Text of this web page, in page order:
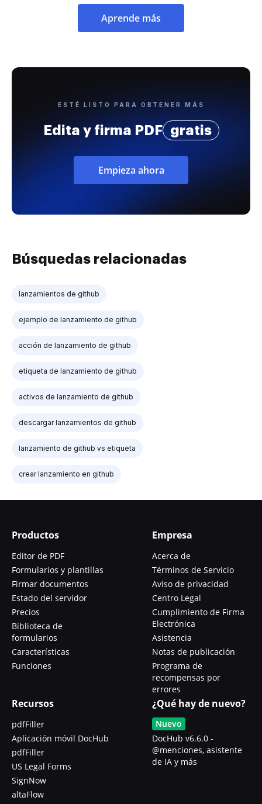
Aprende más
ESTÉ LISTO PARA OBTENER MÁS
Edita y firma PDF gratis
Empieza ahora
Búsquedas relacionadas
lanzamientos de github
ejemplo de lanzamiento de github
acción de lanzamiento de github
etiqueta de lanzamiento de github
activos de lanzamiento de github
descargar lanzamientos de github
lanzamiento de github vs etiqueta
crear lanzamiento en github
Productos
Editor de PDF
Formularios y plantillas
Firmar documentos
Estado del servidor
Precios
Biblioteca de
formularios
Características
Funciones
Empresa
Acerca de
Términos de Servicio
Aviso de privacidad
Centro Legal
Cumplimiento de Firma
Electrónica
Asistencia
Notas de publicación
Programa de
recompensas por
errores
Recursos
pdfFiller
Aplicación móvil DocHub
pdfFiller
US Legal Forms
SignNow
altaFlow
¿Qué hay de nuevo?
Nuevo
DocHub v6.6.0 -
@menciones, asistente
de IA y más